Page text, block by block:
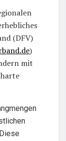
(DFV)
)
mit